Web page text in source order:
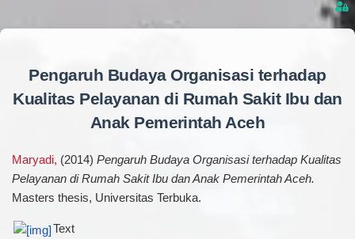
Pengaruh Budaya Organisasi terhadap
Kualitas Pelayanan di Rumah Sakit Ibu dan
Anak Pemerintah Aceh
Maryadi, (2014) Pengaruh Budaya Organisasi terhadap Kualitas
Pelayanan di Rumah Sakit Ibu dan Anak Pemerintah Aceh.
Masters thesis, Universitas Terbuka.
Text